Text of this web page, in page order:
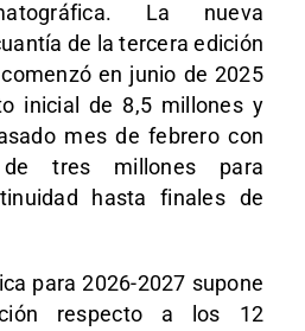
La nueva
de la tercera edición
en junio de 2025
inicial de 8,5 millones y
mes de febrero con
tres millones para
hasta finales de
para 2026-2027 supone
respecto a los 12